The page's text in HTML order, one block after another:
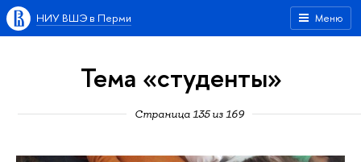
Меню
НИУ ВШЭ в Перми
Тема «студенты»
Страница 135 из 169